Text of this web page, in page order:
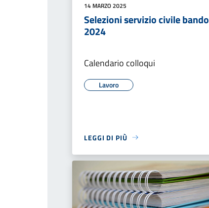
14 MARZO 2025
Selezioni servizio civile bando
2024
Calendario colloqui
Lavoro
LEGGI DI PIÙ